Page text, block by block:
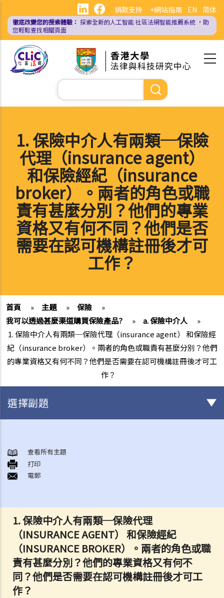
內
EN 简体
捐款支持 +網站指南
徹底改變您的搜索體驗： 探索全新的人工智能社區法網智能推薦系統 ，助
您輕鬆查找相關頁面
Search
1. 保險中介人有兩類─保險
代理（insurance agent）
和保險經紀（insurance
broker）。兩者的角色或職
責有甚麼分別？他們的專業
資格又有何不同？他們是否
需要在認可機構註冊後才可
工作？
首頁 » 主題 » 保險
»
我可以透過甚麼渠道購買保險產品?
» a. 保險中介人
»
1. 保險中介人有兩類─保險代理（insurance agent） 和保險經
紀（insurance broker）。兩者的角色或職責有甚麼分別？他們
的專業資格又有何不同？他們是否需要在認可機構註冊後才可工
作？
1.保險中介人有兩類─保險代理
（INSURANCE AGENT） 和保險經紀
（INSURANCE BROKER）。兩者的角色或職
責有甚麼分別？他們的專業資格又有何不
同？他們是否需要在認可機構註冊後才可工
作？
選擇副題
1. 投保人或保單持有人可能沒有向保險公司披露所有個人資料。沒有這
樣的披露會導致索償被拒絕嗎？哪些重要事實必須披露？
2. 除上述問題外，若一些沒有披露的資料與該項索償無關（例如，我因
項索償嗎？
3. 保險單中常見的「不保項目」是甚麼？
4. 我遲了一周（或一個月）繳交保費。我的保單仍然有效嗎？如果在繳
付保費之前發生意外，保險公司會否拒絕我的索償？
5. 保險公司延遲處理我的索償申請。我可以因為這樣的延誤索取利息
嗎？
6. 我為同一風險（例如住院或家居損毀）購買了幾份保單。我可以從所
查看所有主題
打印
電郵